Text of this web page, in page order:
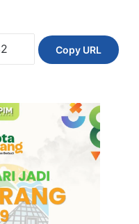
Copy URL